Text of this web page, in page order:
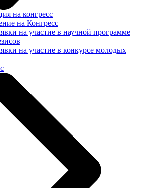
на конгресс
на Конгресс
на участие в научной программе
на участие в конкурсе молодых